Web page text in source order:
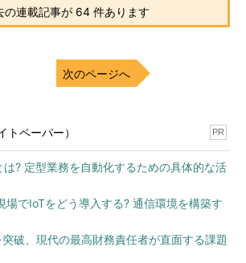
の連載記事が 64 件あります
次のページへ
トペーパー） PR
は? 定型業務を自動化するための具体的な活
場でIoTをどう導入する? 通信環境を構築す
破、現代の最高財務責任者が直面する課題